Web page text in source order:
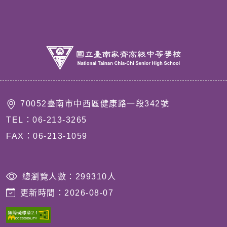
70052臺南市中西區健康路一段342號
TEL：06-213-3265
FAX：06-213-1059
總瀏覽人數： 299310 人
更新時間： 2026-08-07